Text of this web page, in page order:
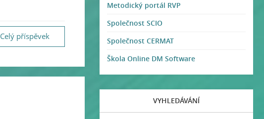
Celý příspěvek
Metodický portál RVP
Společnost SCIO
Společnost CERMAT
Škola Online DM Software
VYHLEDÁVÁNÍ